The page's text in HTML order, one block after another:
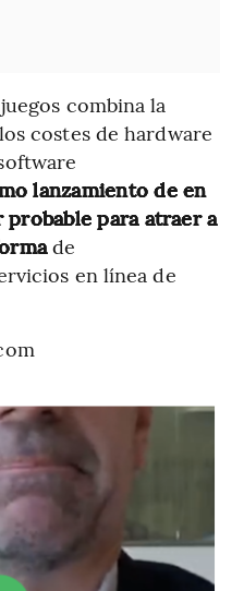
combina la
costes de hardware
lanzamiento de en
para atraer a
de
en línea de